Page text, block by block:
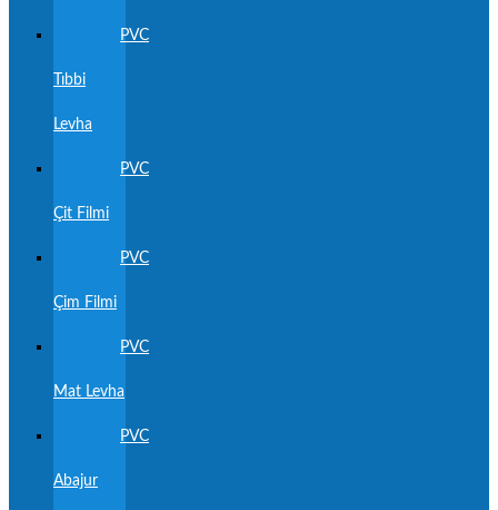
PVC
Tıbbi
Levha
PVC
Çit Filmi
PVC
Çim Filmi
PVC
Mat Levha
PVC
Abajur